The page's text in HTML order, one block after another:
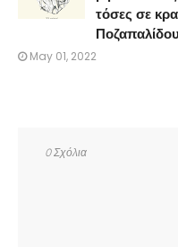
τόσες σε
Ποζαπαλίδου
May 01, 2022
0 Σχόλια